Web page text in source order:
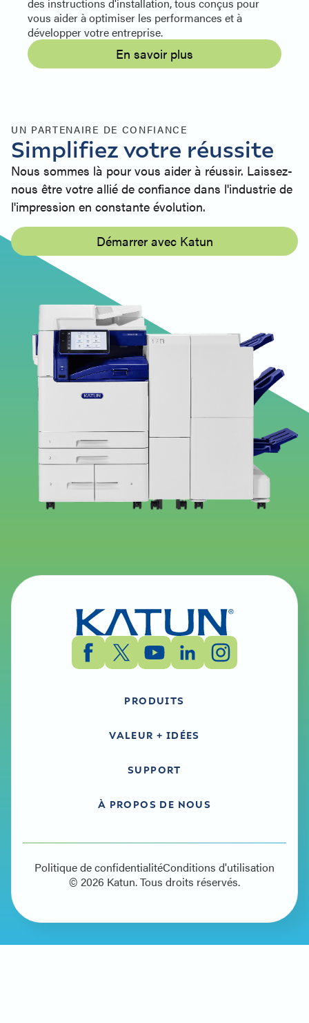
vous aider à optimiser les performances et à
développer votre entreprise.
En savoir plus
UN PARTENAIRE DE CONFIANCE
Simplifiez votre réussite
Nous sommes là pour vous aider à réussir. Laissez-
nous être votre allié de confiance dans l'industrie de
l'impression en constante évolution.
Démarrer avec Katun
PRODUITS
VALEUR + IDÉES
SUPPORT
À PROPOS DE NOUS
© 2026 Katun. Tous droits réservés.
Politique de confidentialitéConditions d'utilisation